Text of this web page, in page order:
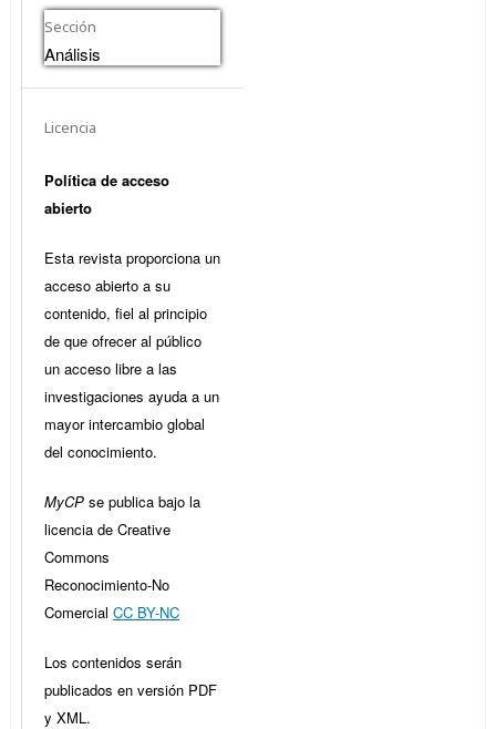
Sección
Análisis
Licencia
Política de acceso
abierto
Esta revista proporciona un
acceso abierto a su
contenido, fiel al principio
de que ofrecer al público
un acceso libre a las
investigaciones ayuda a un
mayor intercambio global
del conocimiento.
MyCP se publica bajo la
licencia de Creative
Commons
Reconocimiento-No
Comercial CC BY-NC
Los contenidos serán
publicados en versión PDF
y XML.